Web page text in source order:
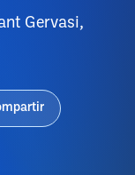
Gervasi,